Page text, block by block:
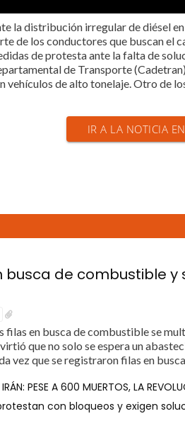
la distribución irregular de diésel
de los conductores que buscan el
de protesta ante la falta de
de Transporte
vehículos de alto tonelaje. Otro de
IR A LA NOTICIA
busca de combustible
filas en busca de combustible se
que no solo se espera un
vez que se registraron filas en
IRÁN: PESE A 600 MUERTOS, LA
con bloqueos y exigen